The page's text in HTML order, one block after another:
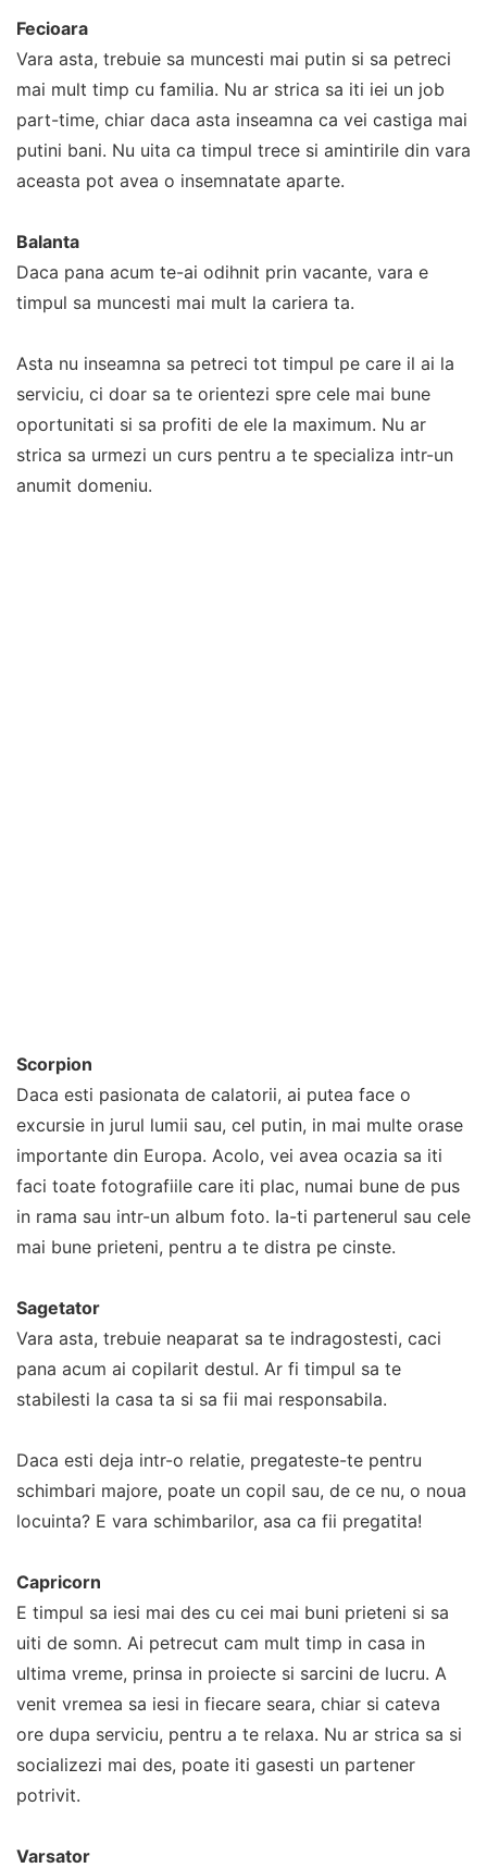
Fecioara
Vara asta, trebuie sa muncesti mai putin si sa petreci
mai mult timp cu familia. Nu ar strica sa iti iei un job
part-time, chiar daca asta inseamna ca vei castiga mai
putini bani. Nu uita ca timpul trece si amintirile din vara
aceasta pot avea o insemnatate aparte.
Balanta
Daca pana acum te-ai odihnit prin vacante, vara e
timpul sa muncesti mai mult la cariera ta.
Asta nu inseamna sa petreci tot timpul pe care il ai la
serviciu, ci doar sa te orientezi spre cele mai bune
oportunitati si sa profiti de ele la maximum. Nu ar
strica sa urmezi un curs pentru a te specializa intr-un
anumit domeniu.
Scorpion
Daca esti pasionata de calatorii, ai putea face o
excursie in jurul lumii sau, cel putin, in mai multe orase
importante din Europa. Acolo, vei avea ocazia sa iti
faci toate fotografiile care iti plac, numai bune de pus
in rama sau intr-un album foto. Ia-ti partenerul sau cele
mai bune prieteni, pentru a te distra pe cinste.
Sagetator
Vara asta, trebuie neaparat sa te indragostesti, caci
pana acum ai copilarit destul. Ar fi timpul sa te
stabilesti la casa ta si sa fii mai responsabila.
Daca esti deja intr-o relatie, pregateste-te pentru
schimbari majore, poate un copil sau, de ce nu, o noua
locuinta? E vara schimbarilor, asa ca fii pregatita!
Capricorn
E timpul sa iesi mai des cu cei mai buni prieteni si sa
uiti de somn. Ai petrecut cam mult timp in casa in
ultima vreme, prinsa in proiecte si sarcini de lucru. A
venit vremea sa iesi in fiecare seara, chiar si cateva
ore dupa serviciu, pentru a te relaxa. Nu ar strica sa si
socializezi mai des, poate iti gasesti un partener
potrivit.
Varsator